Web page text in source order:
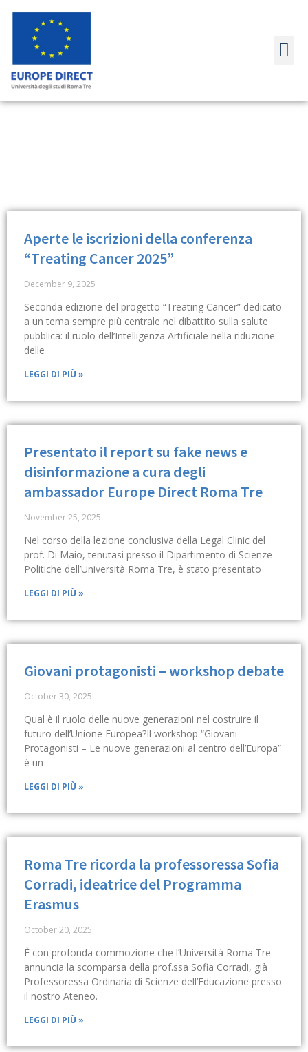
Aperte le iscrizioni della conferenza
“Treating Cancer 2025”
December 9, 2025
Seconda edizione del progetto “Treating Cancer” dedicato
a un tema sempre più centrale nel dibattito sulla salute
pubblica: il ruolo dell’Intelligenza Artificiale nella riduzione
delle
LEGGI DI PIÙ »
Presentato il report su fake news e
disinformazione a cura degli
ambassador Europe Direct Roma Tre
November 25, 2025
Nel corso della lezione conclusiva della Legal Clinic del
prof. Di Maio, tenutasi presso il Dipartimento di Scienze
Politiche dell’Università Roma Tre, è stato presentato
LEGGI DI PIÙ »
Giovani protagonisti – workshop debate
October 30, 2025
Qual è il ruolo delle nuove generazioni nel costruire il
futuro dell’Unione Europea?Il workshop “Giovani
Protagonisti – Le nuove generazioni al centro dell’Europa”
è un
LEGGI DI PIÙ »
Roma Tre ricorda la professoressa Sofia
Corradi, ideatrice del Programma
Erasmus
October 20, 2025
È con profonda commozione che l’Università Roma Tre
annuncia la scomparsa della prof.ssa Sofia Corradi, già
Professoressa Ordinaria di Scienze dell’Educazione presso
il nostro Ateneo.
LEGGI DI PIÙ »